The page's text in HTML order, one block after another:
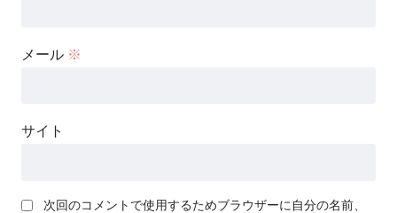
メール ※
サイト
次回のコメントで使用するためブラウザーに自分の名前、